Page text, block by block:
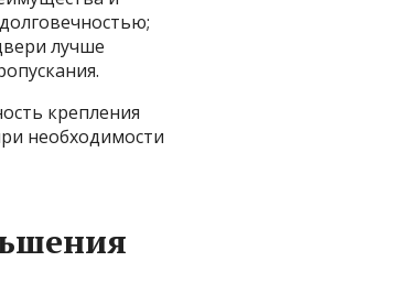
лучше
крепления
необходимости